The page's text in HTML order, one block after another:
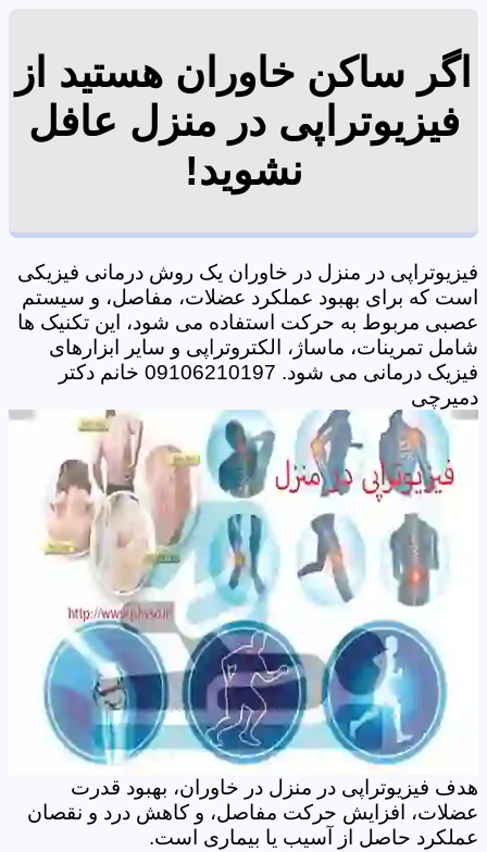
اگر ساکن خاوران هستید از
فیزیوتراپی در منزل عافل
نشوید!
فیزیوتراپی در منزل در خاوران یک روش درمانی فیزیکی
است که برای بهبود عملکرد عضلات، مفاصل، و سیستم
عصبی مربوط به حرکت استفاده می شود، این تکنیک ها
شامل تمرینات، ماساژ، الکتروتراپی و سایر ابزارهای
فیزیک درمانی می شود. 09106210197 خانم دکتر
دمیرچی
هدف فیزیوتراپی در منزل در خاوران، بهبود قدرت
عضلات، افزایش حرکت مفاصل، و کاهش درد و نقصان
عملکرد حاصل از آسیب یا بیماری است.